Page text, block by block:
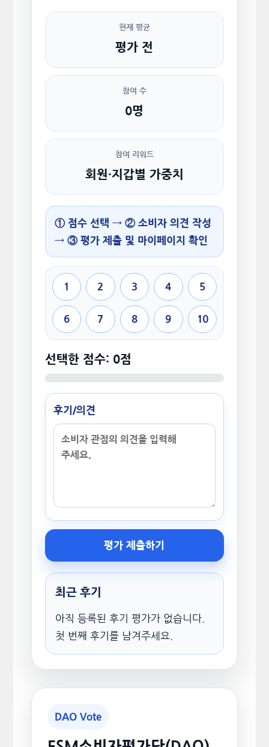
현재 평균
평가 전
참여 수
0명
참여 리워드
회원·지갑별 가중치
① 점수 선택 → ② 소비자 의견 작성
→ ③ 평가 제출 및 마이페이지 확인
1 2 3 4 5
6 7 8 9 10
선택한 점수: 0점
후기/의견
평가 제출하기
최근 후기
아직 등록된 후기 평가가 없습니다.
첫 번째 후기를 남겨주세요.
DAO Vote